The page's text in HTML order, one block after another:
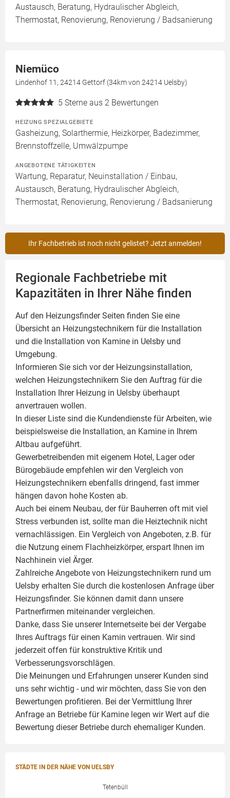
Austausch, Beratung, Hydraulischer Abgleich,
Thermostat, Renovierung, Renovierung / Badsanierung
Niemüco
Lindenhof 11, 24214 Gettorf (34km von 24214 Uelsby)
5 Sterne aus 2 Bewertungen
HEIZUNG SPEZIALGEBIETE
Gasheizung, Solarthermie, Heizkörper, Badezimmer,
Brennstoffzelle, Umwälzpumpe
ANGEBOTENE TÄTIGKEITEN
Wartung, Reparatur, Neuinstallation / Einbau,
Austausch, Beratung, Hydraulischer Abgleich,
Thermostat, Renovierung, Renovierung / Badsanierung
Ihr Fachbetrieb ist noch nicht gelistet? Jetzt anmelden!
Regionale Fachbetriebe mit
Kapazitäten in Ihrer Nähe finden
Auf den Heizungsfinder Seiten finden Sie eine
Übersicht an Heizungstechnikern für die Installation
und die Installation von Kamine in Uelsby und
Umgebung.
Informieren Sie sich vor der Heizungsinstallation,
welchen Heizungstechnikern Sie den Auftrag für die
Installation Ihrer Heizung in Uelsby überhaupt
anvertrauen wollen.
In dieser Liste sind die Kundendienste für Arbeiten, wie
beispielsweise die Installation, an Kamine in Ihrem
Altbau aufgeführt.
Gewerbetreibenden mit eigenem Hotel, Lager oder
Bürogebäude empfehlen wir den Vergleich von
Heizungstechnikern ebenfalls dringend, fast immer
hängen davon hohe Kosten ab.
Auch bei einem Neubau, der für Bauherren oft mit viel
Stress verbunden ist, sollte man die Heiztechnik nicht
vernachlässigen. Ein Vergleich von Angeboten, z.B. für
die Nutzung einem Flachheizkörper, erspart Ihnen im
Nachhinein viel Ärger.
Zahlreiche Angebote von Heizungstechnikern rund um
Uelsby erhalten Sie durch die kostenlosen Anfrage über
Heizungsfinder. Sie können damit dann unsere
Partnerfirmen miteinander vergleichen.
Danke, dass Sie unserer Internetseite bei der Vergabe
Ihres Auftrags für einen Kamin vertrauen. Wir sind
jederzeit offen für konstruktive Kritik und
Verbesserungsvorschlägen.
Die Meinungen und Erfahrungen unserer Kunden sind
uns sehr wichtig - und wir möchten, dass Sie von den
Bewertungen profitieren. Bei der Vermittlung Ihrer
Anfrage an Betriebe für Kamine legen wir Wert auf die
Bewertung dieser Betriebe durch ehemaliger Kunden.
STÄDTE IN DER NÄHE VON UELSBY
Tetenbüll